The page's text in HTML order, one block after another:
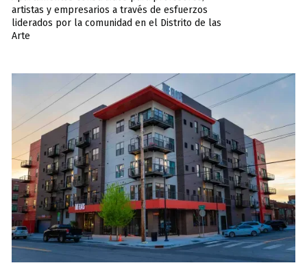
artistas y empresarios a través de esfuerzos
liderados por la comunidad en el Distrito de las
Arte